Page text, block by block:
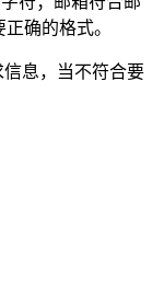
确的格式。
息，当不符合要